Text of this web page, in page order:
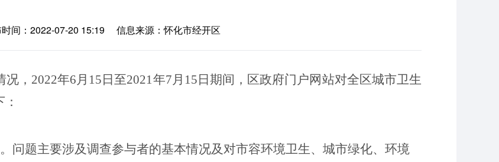
间：2022-07-20 15:19 信息来源：怀化市经开区
， 2022年6月 15 日至2021年7月 15 日期间，区政府门户网站对全区城市卫生
问题主要涉及调查参与者的基本情况及对市容环境卫生、城市绿化、环境